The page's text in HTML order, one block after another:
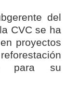
del
CVC se ha
proyectos
para su